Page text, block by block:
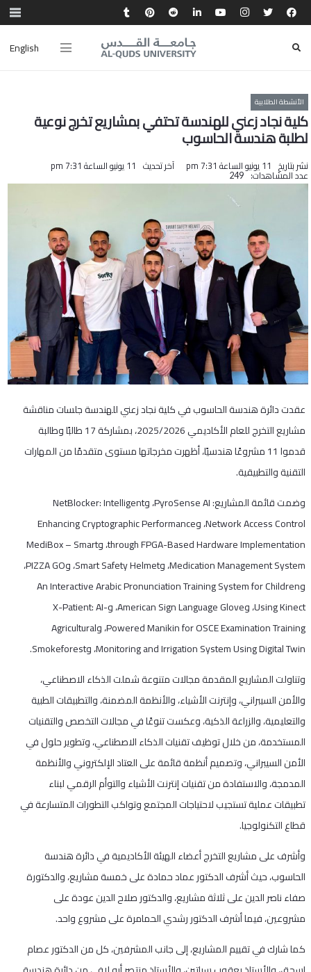
English
الأنشطة الطلابية
كلية نجاد زعني للهندسة تحتفي بمشاريع تخرج نوعية
لطلبة هندسة الحاسوب
نشر بتاريخ 11 يونيو الساعة 7:31 pm آخر تحديث 11 يونيو الساعة 7:31 pm
عدد المشاهدات: 249
عقدت دائرة هندسة الحاسوب في كلية نجاد زعني للهندسة جلسات مناقشة
مشاريع التخرج للعام الأكاديمي 2025/2026، بمشاركة 17 طالبًا وطالبة
قدموا 11 مشروعًا هندسيًا، أظهرت مخرجاتها مستوى متقدمًا من المهارات
التقنية والتطبيقية.
وضمت قائمة المشاريع: PyroSense AI، وNetBlocker: Intelligent
Network Access Control، وEnhancing Cryptographic Performance
through FPGA-Based Hardware Implementation، وMediBox – Smart
Medication Management System، وSmart Safety Helmet، وPIZZA GO،
وAn Interactive Arabic Pronunciation Training System for Children
Using Kinect، وAmerican Sign Language Glove، وX-Patient: AI-
Powered Manikin for OSCE Examination Training، وAgricultural
Monitoring and Irrigation System Using Digital Twin، وSmokeforest.
وتناولت المشاريع المقدمة مجالات متنوعة شملت الذكاء الاصطناعي،
والأمن السيبراني، وإنترنت الأشياء، والأنظمة المضمنة، والتطبيقات الطبية
والتعليمية، والزراعة الذكية، وعكست تنوعًا في مجالات التخصص والتقنيات
المستخدمة، من خلال توظيف تقنيات الذكاء الاصطناعي، وتطوير حلول في
الأمن السيبراني، وتصميم أنظمة قائمة على العتاد الإلكتروني والأنظمة
المدمجة، والاستفادة من تقنيات إنترنت الأشياء والتوأم الرقمي لبناء
تطبيقات عملية تستجيب لاحتياجات المجتمع وتواكب التطورات المتسارعة في
قطاع التكنولوجيا.
وأشرف على مشاريع التخرج أعضاء الهيئة الأكاديمية في دائرة هندسة
الحاسوب، حيث أشرف الدكتور عماد حمادة على خمسة مشاريع، والدكتورة
صفاء ناصر الدين على ثلاثة مشاريع، والدكتور صلاح الدين عودة على
مشروعين، فيما أشرف الدكتور رشدي الحمامرة على مشروع واحد.
كما شارك في تقييم المشاريع، إلى جانب المشرفين، كل من الدكتور عصام